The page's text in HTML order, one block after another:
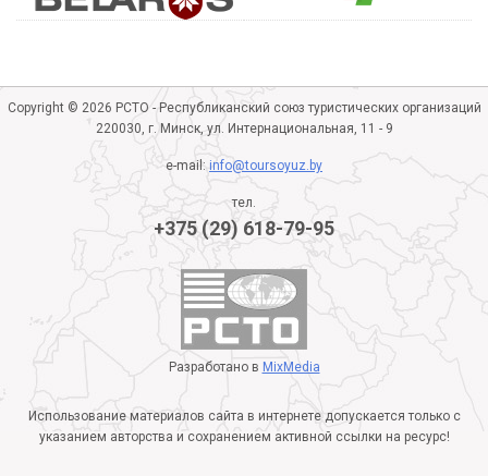
Copyright © 2026 РСТО - Республиканский союз туристических организаций
220030, г. Минск, ул. Интернациональная, 11 - 9
e-mail:info@toursoyuz.by
тел.
+375 (29) 618-79-95
Разработано в MixMedia
Использование материалов сайта в интернете допускается только с
указанием авторства и сохранением активной ссылки на ресурс!